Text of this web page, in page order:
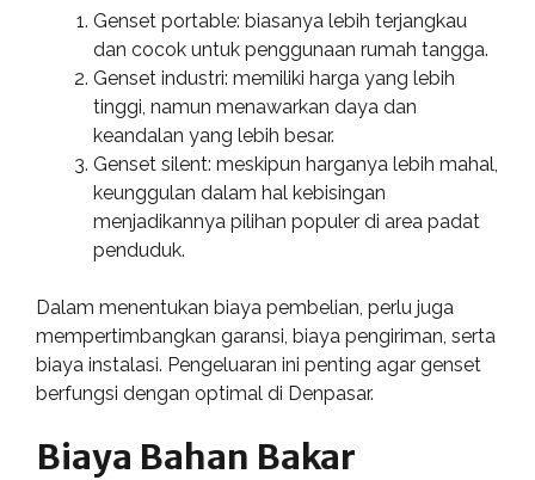
Genset portable: biasanya lebih terjangkau
dan cocok untuk penggunaan rumah tangga.
Genset industri: memiliki harga yang lebih
tinggi, namun menawarkan daya dan
keandalan yang lebih besar.
Genset silent: meskipun harganya lebih mahal,
keunggulan dalam hal kebisingan
menjadikannya pilihan populer di area padat
penduduk.
Dalam menentukan biaya pembelian, perlu juga
mempertimbangkan garansi, biaya pengiriman, serta
biaya instalasi. Pengeluaran ini penting agar genset
berfungsi dengan optimal di Denpasar.
Biaya Bahan Bakar